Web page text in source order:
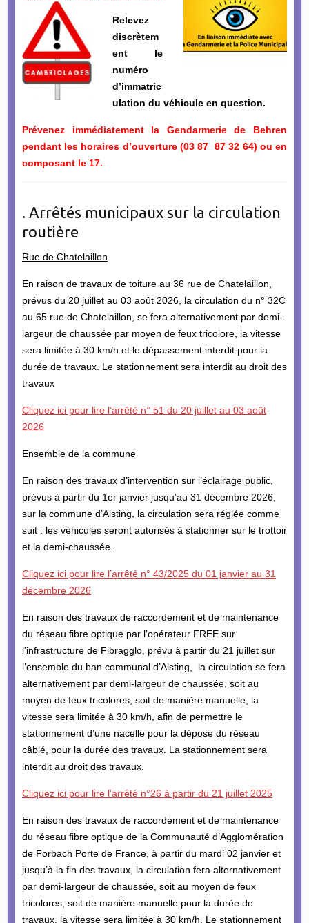
Relevez
discrètem
ent le
numéro
d’immatric
ulation du véhicule en question.
Prévenez immédiatement la Gendarmerie de Behren
pendant les horaires d’ouverture (03 87 87 32 64) ou en
composant le 17.
. Arrêtés municipaux sur la circulation
routière
Rue de Chatelaillon
En raison de travaux de toiture au 36 rue de Chatelaillon,
prévus du 20 juillet au 03 août 2026, la circulation du n° 32C
au 65 rue de Chatelaillon, se fera alternativement par demi-
largeur de chaussée par moyen de feux tricolore, la vitesse
sera limitée à 30 km/h et le dépassement interdit pour la
durée de travaux. Le stationnement sera interdit au droit des
travaux
Cliquez ici pour lire l’arrêté n° 51 du 20 juillet au 03 août
2026
Ensemble de la commune
En raison des travaux d’intervention sur l’éclairage public,
prévus à partir du 1er janvier jusqu’au 31 décembre 2026,
sur la commune d’Alsting, la circulation sera réglée comme
suit : les véhicules seront autorisés à stationner sur le trottoir
et la demi-chaussée.
Cliquez ici pour lire l’arrêté n° 43/2025 du 01 janvier au 31
décembre 2026
En raison des travaux de raccordement et de maintenance
du réseau fibre optique par l’opérateur FREE sur
l’infrastructure de Fibragglo, prévu à partir du 21 juillet sur
l’ensemble du ban communal d’Alsting, la circulation se fera
alternativement par demi-largeur de chaussée, soit au
moyen de feux tricolores, soit de manière manuelle, la
vitesse sera limitée à 30 km/h, afin de permettre le
stationnement d’une nacelle pour la dépose du réseau
câblé, pour la durée des travaux. La stationnement sera
interdit au droit des travaux.
Cliquez ici pour lire l’arrêté n°26 à partir du 21 juillet 2025
En raison des travaux de raccordement et de maintenance
du réseau fibre optique de la Communauté d’Agglomération
de Forbach Porte de France, à partir du mardi 02 janvier et
jusqu’à la fin des travaux, la circulation fera alternativement
par demi-largeur de chaussée, soit au moyen de feux
tricolores, soit de manière manuelle pour la durée de
travaux, la vitesse sera limitée à 30 km/h. Le stationnement